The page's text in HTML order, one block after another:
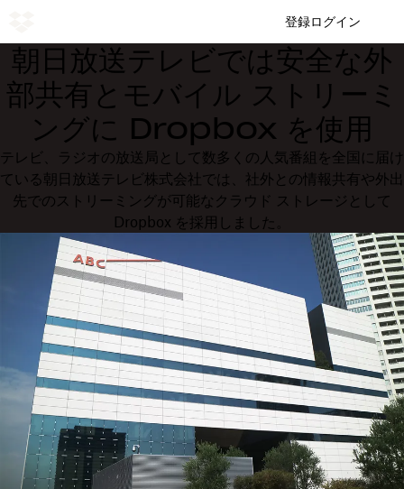
登録ログイン
朝日放送テレビでは安全な外
部共有とモバイル ストリーミ
ングに Dropbox を使用
テレビ、ラジオの放送局として数多くの人気番組を全国に届け
ている朝日放送テレビ株式会社では、社外との情報共有や外出
先でのストリーミングが可能なクラウド ストレージとして
Dropbox を採用しました。